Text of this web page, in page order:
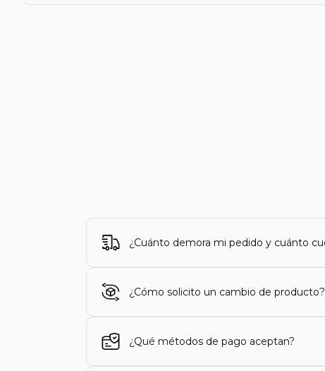
¿Cuánto demora mi pedido y cuánto
¿Cómo solicito un cambio de producto?
¿Qué métodos de pago aceptan?